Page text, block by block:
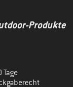
Produkte
Tage